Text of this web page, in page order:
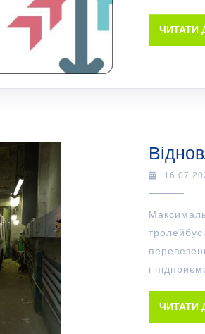
ЧИТАТИ
і
ЧИТАТИ